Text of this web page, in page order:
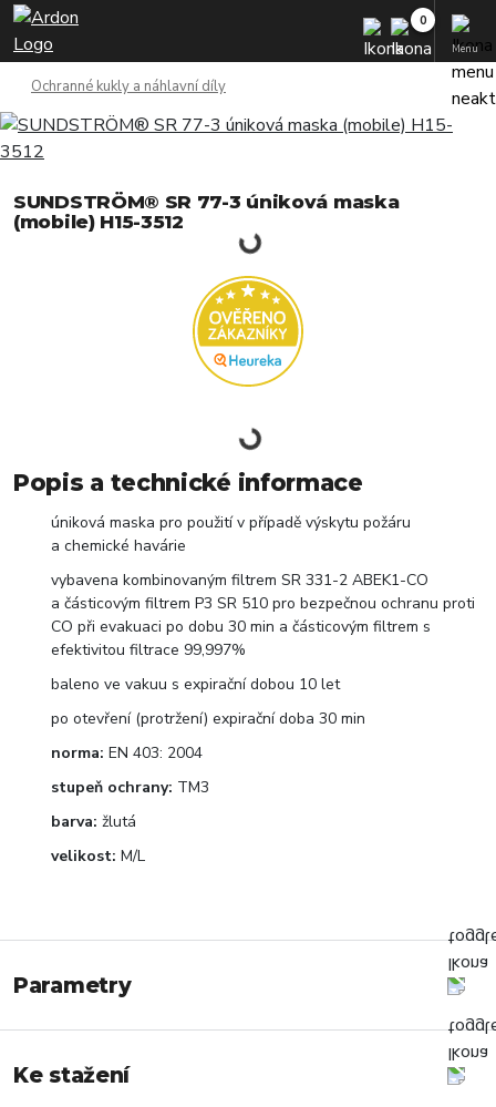
Menu
Ochranné kukly a náhlavní díly
SUNDSTRÖM® SR 77-3 úniková maska
(mobile) H15-3512
Popis a technické informace
úniková maska pro použití v případě výskytu požáru
a chemické havárie
vybavena kombinovaným filtrem SR 331-2 ABEK1-CO
a částicovým filtrem P3 SR 510 pro bezpečnou ochranu proti
CO při evakuaci po dobu 30 min a částicovým filtrem s
efektivitou filtrace 99,997%
baleno ve vakuu s expirační dobou 10 let
po otevření (protržení) expirační doba 30 min
norma: EN 403: 2004
stupeň ochrany: TM3
barva: žlutá
velikost: M/L
Parametry
Ke stažení